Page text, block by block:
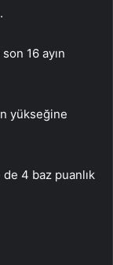
16 ayın
yükseğine
4 baz puanlık